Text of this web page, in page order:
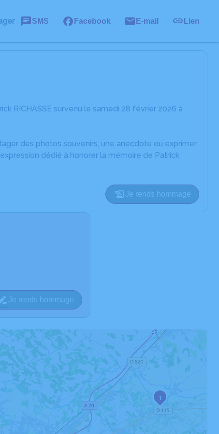
SMS Facebook E-mail Lien
RICHASSE survenu le samedi 28 février 2026 à
des photos souvenirs, une anecdote ou exprimer
dédié à honorer la mémoire de Patrick
Je rends hommage
Je rends hommage
1